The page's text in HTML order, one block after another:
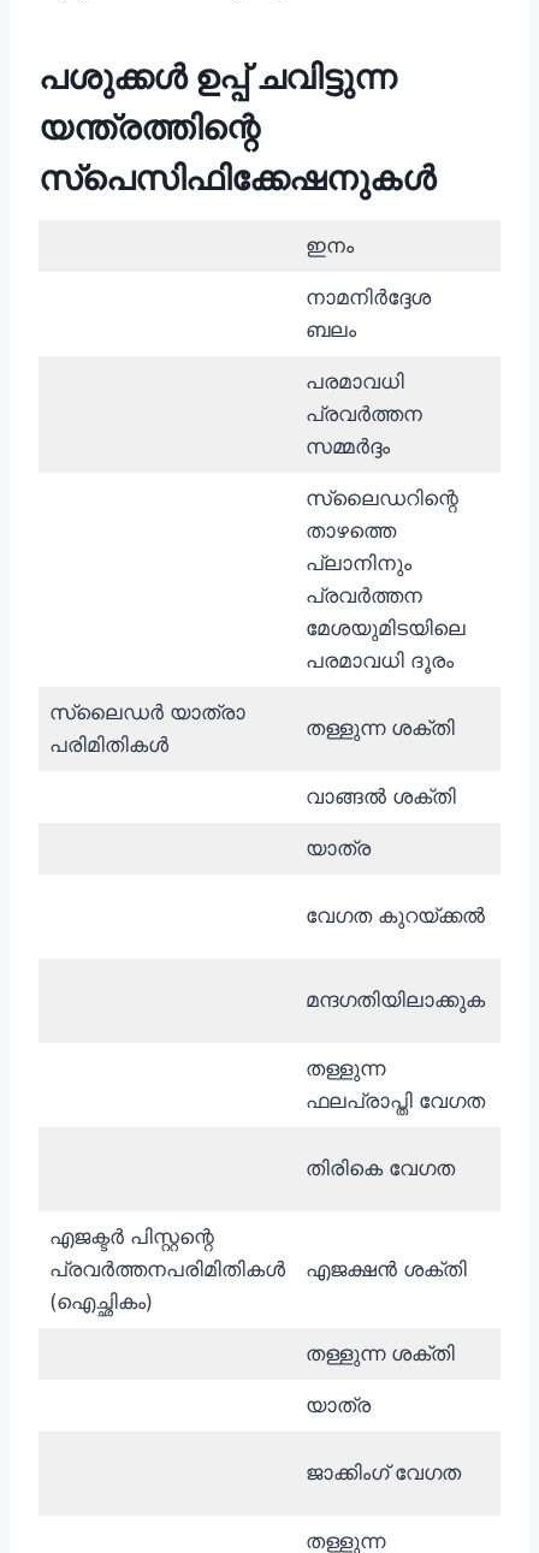
പശുക്കൾ ഉപ്പ് ചവിട്ടുന്ന
യന്ത്രത്തിന്റെ
സ്പെസിഫിക്കേഷനുകൾ
ഇനം
നാമനിർദ്ദേശ
ബലം
പരമാവധി
പ്രവർത്തന
സമ്മർദ്ദം
സ്ലൈഡറിന്റെ
താഴത്തെ
പ്ലാനിനും
പ്രവർത്തന
മേശയുമിടയിലെ
പരമാവധി ദൂരം
സ്ലൈഡർ യാത്രാ
പരിമിതികൾ
തള്ളുന്ന ശക്തി
വാങ്ങൽ ശക്തി
യാത്ര
വേഗത കുറയ്ക്കൽ
മന്ദഗതിയിലാക്കുക
തള്ളുന്ന
ഫലപ്രാപ്തി വേഗത
തിരികെ വേഗത
എജക്ടർ പിസ്റ്റന്റെ
പ്രവർത്തനപരിമിതികൾ
(ഐച്ഛികം)
എജക്ഷൻ ശക്തി
തള്ളുന്ന ശക്തി
യാത്ര
ജാക്കിംഗ് വേഗത
തള്ളുന്ന